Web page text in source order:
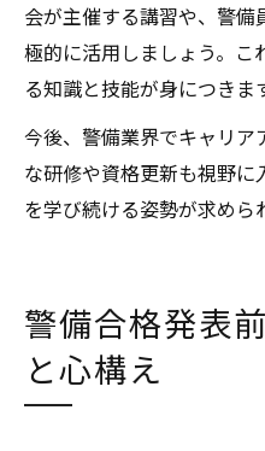
会が主催する講習や、警
極的に活用しましょう。こ
る知識と技能が身につきま
今後、警備業界でキャリ
な研修や資格更新も視野
を学び続ける姿勢が求めら
警備合格発表
と心構え